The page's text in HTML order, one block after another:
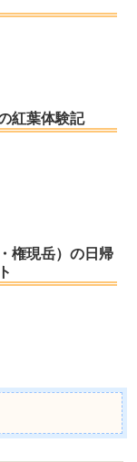
紅葉体験記
権現岳）の日帰